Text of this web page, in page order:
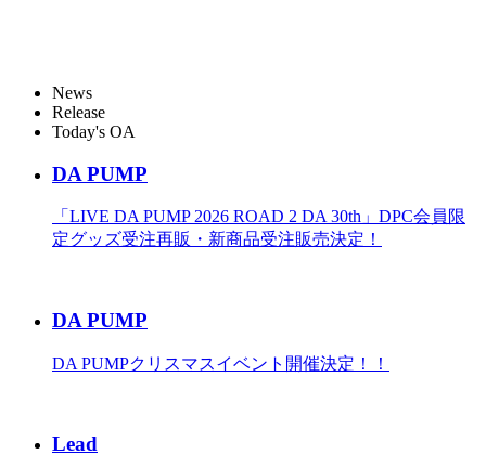
News
Release
Today's OA
DA PUMP
「LIVE DA PUMP 2026 ROAD 2 DA 30th」DPC会員限
定グッズ受注再販・新商品受注販売決定！
DA PUMP
DA PUMPクリスマスイベント開催決定！！
Lead